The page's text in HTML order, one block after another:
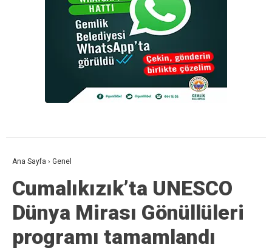
Ana Sayfa › Genel
Cumalıkızık’ta UNESCO
Dünya Mirası Gönüllüleri
programı tamamlandı